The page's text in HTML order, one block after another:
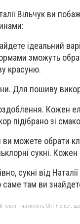
Вільчук ви
ідеальний
зможуть
красуню.
Для пошиву
Кожен
підібрано зі
ви можете обрати
сукні.
сукні від
там ви
і натисніть Ctrl + Enter,